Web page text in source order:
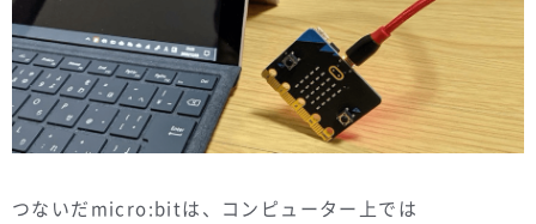
つないだmicro:bitは、コンピューター上では